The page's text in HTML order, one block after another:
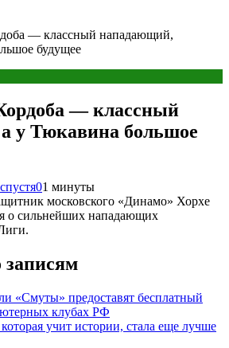
— классный нападающий,
будущее
— классный
у Тюкавина большое
01 минуты
московского «Динамо» Хорхе
о сильнейших нападающих
«Смуты» предоставят бесплатный
клубах РФ
учит истории, стала еще лучше